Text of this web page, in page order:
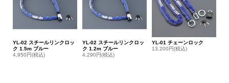
YL-02 スチールリンクロッ
ク 1.5m ブルー
4,950円(税込)
YL-02 スチールリンクロッ
ク 1.2m ブルー
4,290円(税込)
YL-01 チェーンロック
13,200円(税込)